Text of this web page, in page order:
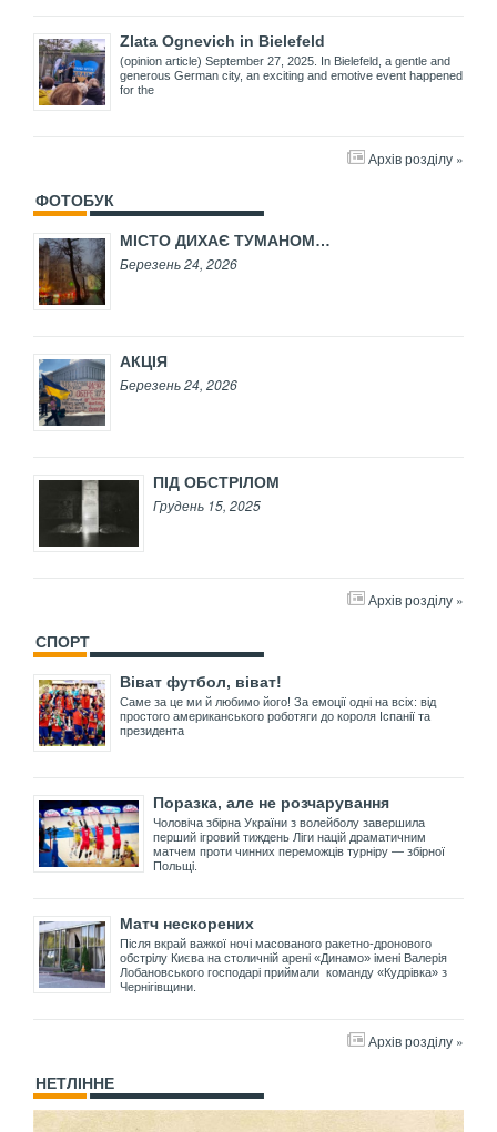
Zlata Ognevich in Bielefeld
(opinion article) September 27, 2025. In Bielefeld, a gentle and
generous German city, an exciting and emotive event happened
for the
Архів розділу »
ФОТОБУК
МІСТО ДИХАЄ ТУМАНОМ…
Березень 24, 2026
АКЦІЯ
Березень 24, 2026
ПІД ОБСТРІЛОМ
Грудень 15, 2025
Архів розділу »
СПОРТ
Віват футбол, віват!
Саме за це ми й любимо його! За емоції одні на всіх: від
простого американського роботяги до короля Іспанії та
президента
Поразка, але не розчарування
Чоловіча збірна України з волейболу завершила
перший ігровий тиждень Ліги націй драматичним
матчем проти чинних переможців турніру — збірної
Польщі.
Матч нескорених
Після вкрай важкої ночі масованого ракетно-дронового
обстрілу Києва на столичній арені «Динамо» імені Валерія
Лобановського господарі приймали команду «Кудрівка» з
Чернігівщини.
Архів розділу »
НЕТЛІННЕ